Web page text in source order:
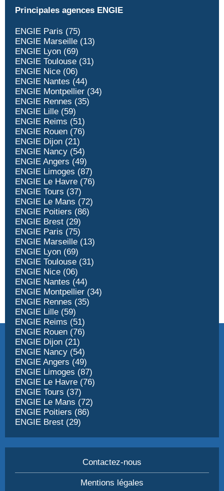
Principales agences ENGIE
ENGIE Paris (75)
ENGIE Marseille (13)
ENGIE Lyon (69)
ENGIE Toulouse (31)
ENGIE Nice (06)
ENGIE Nantes (44)
ENGIE Montpellier (34)
ENGIE Rennes (35)
ENGIE Lille (59)
ENGIE Reims (51)
ENGIE Rouen (76)
ENGIE Dijon (21)
ENGIE Nancy (54)
ENGIE Angers (49)
ENGIE Limoges (87)
ENGIE Le Havre (76)
ENGIE Tours (37)
ENGIE Le Mans (72)
ENGIE Poitiers (86)
ENGIE Brest (29)
ENGIE Paris (75)
ENGIE Marseille (13)
ENGIE Lyon (69)
ENGIE Toulouse (31)
ENGIE Nice (06)
ENGIE Nantes (44)
ENGIE Montpellier (34)
ENGIE Rennes (35)
ENGIE Lille (59)
ENGIE Reims (51)
ENGIE Rouen (76)
ENGIE Dijon (21)
ENGIE Nancy (54)
ENGIE Angers (49)
ENGIE Limoges (87)
ENGIE Le Havre (76)
ENGIE Tours (37)
ENGIE Le Mans (72)
ENGIE Poitiers (86)
ENGIE Brest (29)
Contactez-nous
Mentions légales